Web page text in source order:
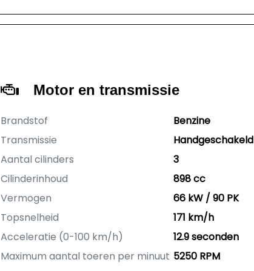
Motor en transmissie
Brandstof
Benzine
Transmissie
Handgeschakeld
Aantal cilinders
3
Cilinderinhoud
898 cc
Vermogen
66 kW / 90 PK
Topsnelheid
171 km/h
Acceleratie (0-100 km/h)
12.9 seconden
Maximum aantal toeren per minuut 5250 RPM